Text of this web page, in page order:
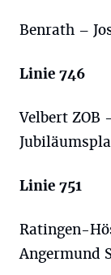
Benrath –
Linie 746
Velbert
Linie 751
Ratingen-
Angermund